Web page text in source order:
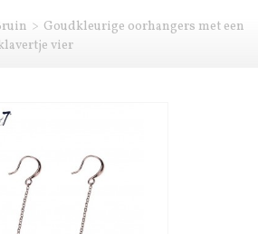
> Goudkleurige oorhangers met een
vier